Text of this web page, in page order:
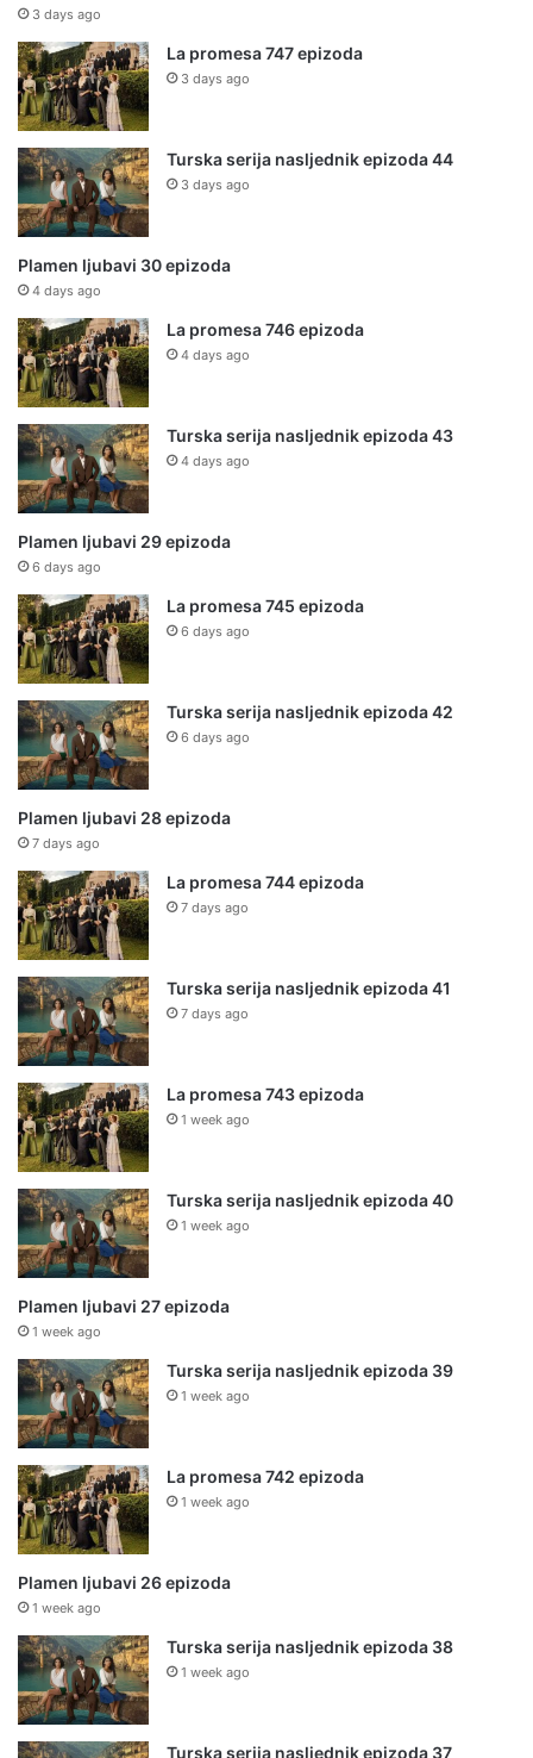
3 days ago
La promesa 747 epizoda
3 days ago
Turska serija nasljednik epizoda 44
3 days ago
Plamen ljubavi 30 epizoda
4 days ago
La promesa 746 epizoda
4 days ago
Turska serija nasljednik epizoda 43
4 days ago
Plamen ljubavi 29 epizoda
6 days ago
La promesa 745 epizoda
6 days ago
Turska serija nasljednik epizoda 42
6 days ago
Plamen ljubavi 28 epizoda
7 days ago
La promesa 744 epizoda
7 days ago
Turska serija nasljednik epizoda 41
7 days ago
La promesa 743 epizoda
1 week ago
Turska serija nasljednik epizoda 40
1 week ago
Plamen ljubavi 27 epizoda
1 week ago
Turska serija nasljednik epizoda 39
1 week ago
La promesa 742 epizoda
1 week ago
Plamen ljubavi 26 epizoda
1 week ago
Turska serija nasljednik epizoda 38
1 week ago
Turska serija nasljednik epizoda 37